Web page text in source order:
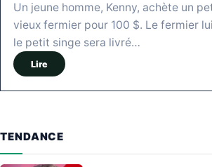
Un jeune homme, Kenny, achète un
vieux fermier pour 100 $. Le fermier
le petit singe sera livré…
Lire
TENDANCE